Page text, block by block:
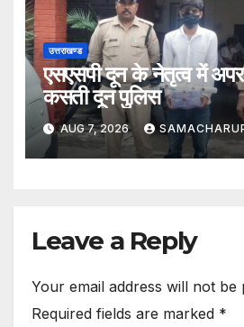
उत्तराखण्ड
एसएसपी दून के नेतृत्व में
कसती दून पुलिस
AUG 7, 2026
Leave a Reply
Your email address will not be
Required fields are marked *